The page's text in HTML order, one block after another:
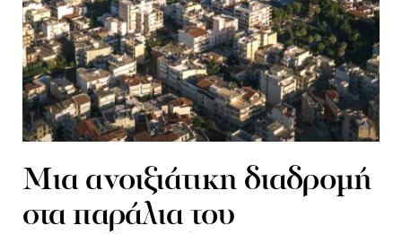
Μια ανοιξιάτικη διαδρομή
στα παράλια του